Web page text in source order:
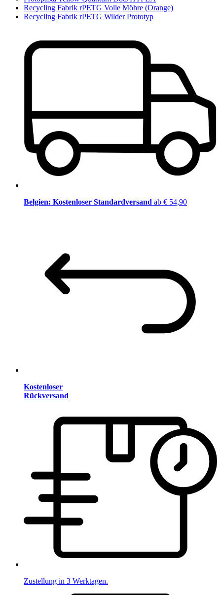
Recycling Fabrik rPETG Volle Möhre (Orange)
Recycling Fabrik rPETG Wilder Prototyp
Belgien: Kostenloser Standardversand ab € 54,90
Kostenloser
Rückversand
Zustellung in 3 Werktagen.